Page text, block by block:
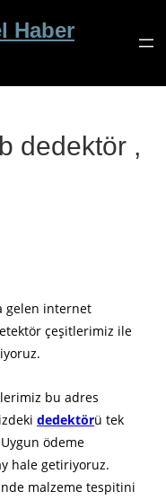
Haber
dedektör ,
gelen internet
çeşitlerimiz ile
bu adres
dedektörü tek
ödeme
hale getiriyoruz.
malzeme tespitini